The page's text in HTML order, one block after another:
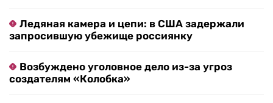
Ледяная камера и цепи: в США задержали
запросившую убежище россиянку
Возбуждено уголовное дело из-за угроз
создателям «Колобка»